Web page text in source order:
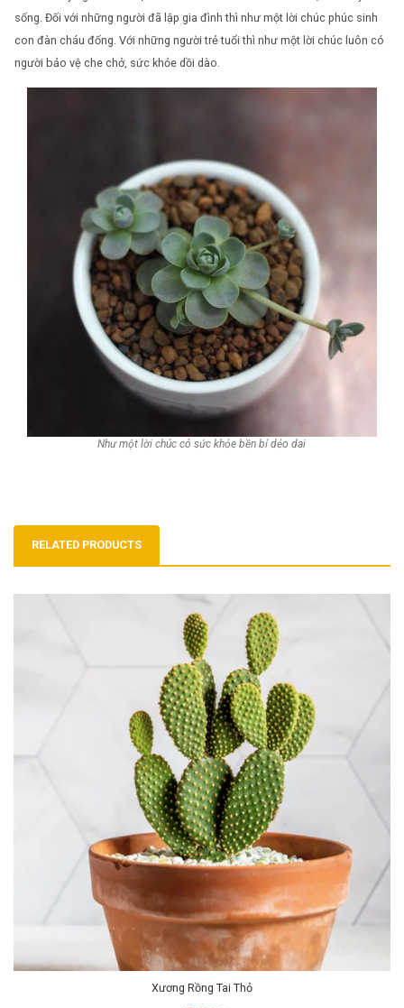
sống. Đối với những người đã lập gia đình thì như một lời chúc phúc sinh
con đàn cháu đống. Với những người trẻ tuổi thì như một lời chúc luôn có
người bảo vệ che chở, sức khỏe dồi dào.
Như một lời chúc có sức khỏe bền bỉ dẻo dai
RELATED PRODUCTS
Xương Rồng Tai Thỏ
Liên Hệ